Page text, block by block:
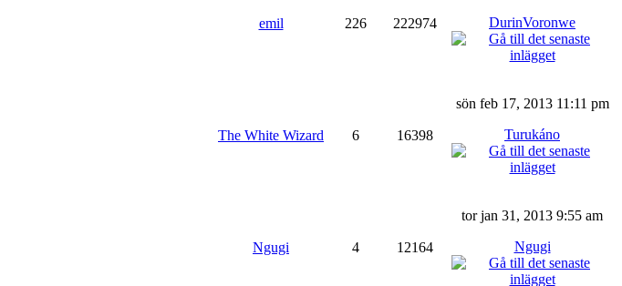
emil 226 222974
DurinVoronwe
The White Wizard 6 16398
sön feb 17, 2013 11:11 pm
Turukáno
Ngugi 4 12164
tor jan 31, 2013 9:55 am
Ngugi